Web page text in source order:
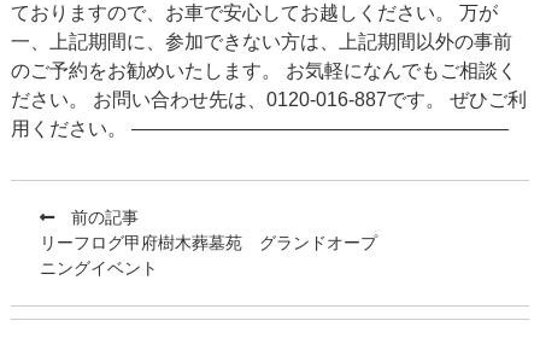
ておりますので、お車で安心してお越しください。 万が
一、上記期間に、参加できない方は、上記期間以外の事前
のご予約をお勧めいたします。 お気軽になんでもご相談く
ださい。 お問い合わせ先は、0120-016-887です。 ぜひご利
用ください。 ———————————————————–
前の記事
リーフログ甲府樹木葬墓苑 グランドオープ
ニングイベント